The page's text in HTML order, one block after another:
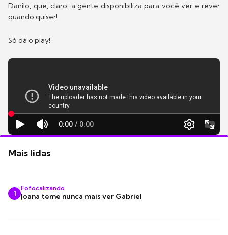
Danilo, que, claro, a gente disponibiliza para você ver e rever
quando quiser!
Só dá o play!
Mais lidas
1
Fofocalizando
Joana teme nunca mais ver Gabriel